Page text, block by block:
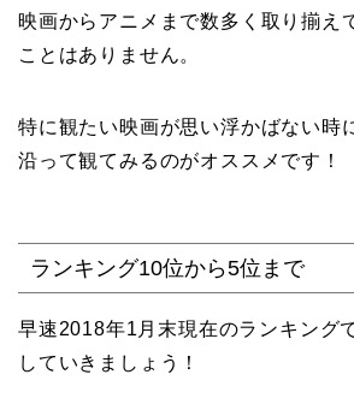
映画からアニメまで数多く取り揃え
ことはありません。
特に観たい映画が思い浮かばない時
沿って観てみるのがオススメです！
ランキング10位から5位まで
早速2018年1月末現在のランキング
していきましょう！